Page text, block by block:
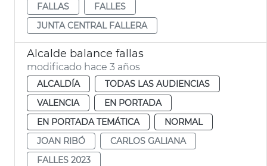
FALLAS
FALLES
JUNTA CENTRAL FALLERA
Alcalde balance fallas
modificado hace 3 años
ALCALDÍA
TODAS LAS AUDIENCIAS
VALENCIA
EN PORTADA
EN PORTADA TEMÁTICA
NORMAL
JOAN RIBÓ
CARLOS GALIANA
FALLES 2023